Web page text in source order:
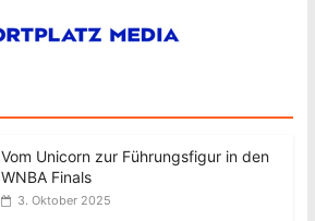
Vom Unicorn zur Führungsfigur in den
WNBA Finals
3. Oktober 2025